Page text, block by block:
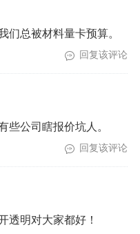
们总被材料量卡预算。
回复该评论
些公司瞎报价坑人。
回复该评论
透明对大家都好！